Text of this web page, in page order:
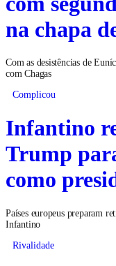
na chapa
Com as desistências de
com Chagas
Complicou
Infantino
Trump
como
Países europeus preparam
Infantino
Rivalidade